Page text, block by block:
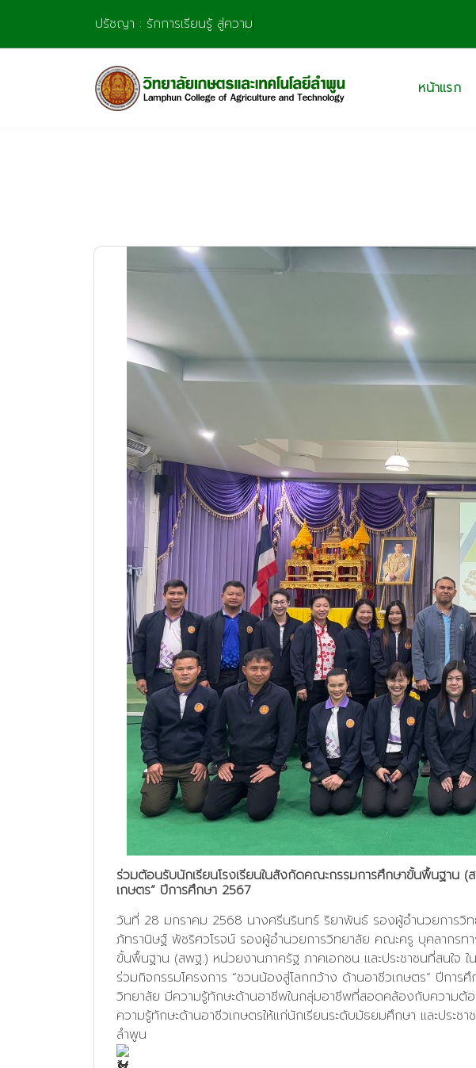
content
ปรัชญา : รักการเรียนรู้ สู่ความชำนาญ มุ่งการสร้า
หน้าแรก
ร่วมต้อนรับนักเรียนโรงเรียนในสังกัดคณะกรรมการศึกษาขั้นพื้นฐาน
เกษตร” ปีการศึกษา 2567
วันที่ 28 มกราคม 2568 นางศรีนรินทร์ ริยาพันธ์ รองผู้อำนวยการวิท
ภัทรานิษฐ์ พัชริศวโรจน์ รองผู้อำนวยการวิทยาลัย คณะครู บุคลากรท
ขั้นพื้นฐาน (สพฐ.) หน่วยงานภาครัฐ ภาคเอกชน และประชาชนที่สนใจ
ร่วมกิจกรรมโครงการ “ชวนน้องสู่โลกกว้าง ด้านอาชีวเกษตร” ปีกา
วิทยาลัย มีความรู้ทักษะด้านอาชีพในกลุ่มอาชีพที่สอดคล้องกับความต้อ
ความรู้ทักษะด้านอาชีวเกษตรให้แก่นักเรียนระดับมัธยมศึกษา และประ
ลำพูน